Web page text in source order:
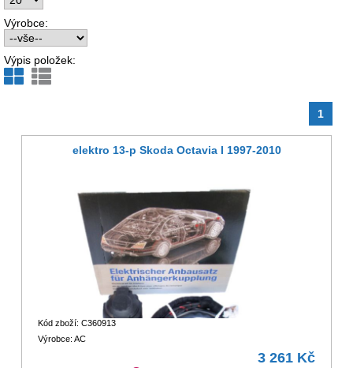
Výrobce:
Výpis položek:
1
elektro 13-p Skoda Octavia I 1997-2010
Kód zboží: C360913
Výrobce: AC
3 261 Kč